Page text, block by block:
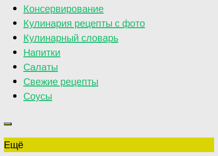
Консервирование
Кулинария рецепты с фото
Кулинарный словарь
Напитки
Салаты
Свежие рецепты
Соусы
Ещё